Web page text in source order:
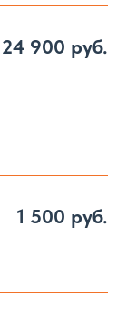
24 900 руб.
1 500 руб.